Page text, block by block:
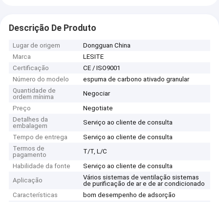
Descrição De Produto
Lugar de origem
Dongguan China
Marca
LESITE
Certificação
CE / ISO9001
Número do modelo
espuma de carbono ativado granular
Quantidade de
ordem mínima
Negociar
Preço
Negotiate
Detalhes da
embalagem
Serviço ao cliente de consulta
Tempo de entrega
Serviço ao cliente de consulta
Termos de
pagamento
T/T, L/C
Habilidade da fonte
Serviço ao cliente de consulta
Aplicação
Vários sistemas de ventilação sistemas
de purificação de ar e de ar condicionado
Características
bom desempenho de adsorção